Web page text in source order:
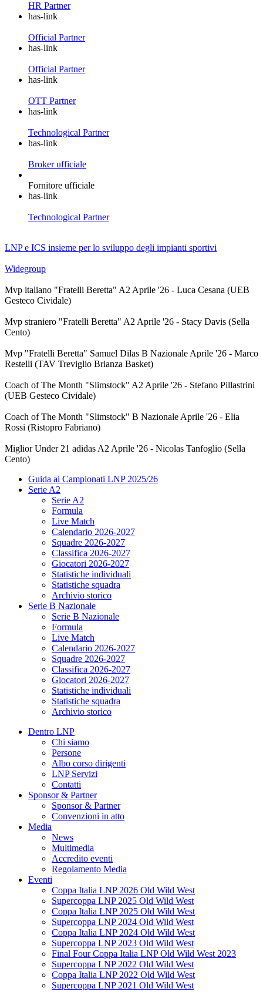
HR Partner
has-link
Official Partner
has-link
Official Partner
has-link
OTT Partner
has-link
Technological Partner
has-link
Broker ufficiale
Fornitore ufficiale
has-link
Technological Partner
LNP e ICS insieme per lo sviluppo degli impianti sportivi
Widegroup
Mvp italiano "Fratelli Beretta" A2 Aprile '26 - Luca Cesana (UEB
Gesteco Cividale)
Mvp straniero "Fratelli Beretta" A2 Aprile '26 - Stacy Davis (Sella
Cento)
Mvp "Fratelli Beretta" Samuel Dilas B Nazionale Aprile '26 - Marco
Restelli (TAV Treviglio Brianza Basket)
Coach of The Month "Slimstock" A2 Aprile '26 - Stefano Pillastrini
(UEB Gesteco Cividale)
Coach of The Month "Slimstock" B Nazionale Aprile '26 - Elia
Rossi (Ristopro Fabriano)
Miglior Under 21 adidas A2 Aprile '26 - Nicolas Tanfoglio (Sella
Cento)
Guida ai Campionati LNP 2025/26
Serie A2
Serie A2
Formula
Live Match
Calendario 2026-2027
Squadre 2026-2027
Classifica 2026-2027
Giocatori 2026-2027
Statistiche individuali
Statistiche squadra
Archivio storico
Serie B Nazionale
Serie B Nazionale
Formula
Live Match
Calendario 2026-2027
Squadre 2026-2027
Classifica 2026-2027
Giocatori 2026-2027
Statistiche individuali
Statistiche squadra
Archivio storico
Dentro LNP
Chi siamo
Persone
Albo corso dirigenti
LNP Servizi
Contatti
Sponsor & Partner
Sponsor & Partner
Convenzioni in atto
Media
News
Multimedia
Accredito eventi
Regolamento Media
Eventi
Coppa Italia LNP 2026 Old Wild West
Supercoppa LNP 2025 Old Wild West
Coppa Italia LNP 2025 Old Wild West
Supercoppa LNP 2024 Old Wild West
Coppa Italia LNP 2024 Old Wild West
Supercoppa LNP 2023 Old Wild West
Final Four Coppa Italia LNP Old Wild West 2023
Supercoppa LNP 2022 Old Wild West
Coppa Italia LNP 2022 Old Wild West
Supercoppa LNP 2021 Old Wild West